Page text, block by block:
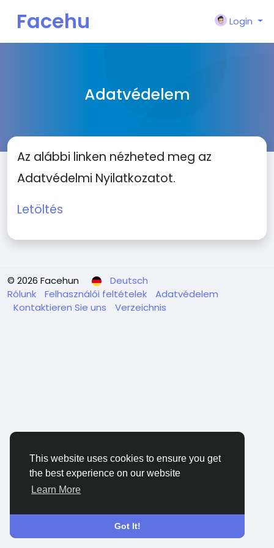
This website uses cookies to ensure you get
the best experience on our website
Learn More
Got It!
Facehu
Login
Adatvédelem
Az alábbi linken nézheted meg az
Adatvédelmi Nyilatkozatot.
Letöltés
© 2026 Facehun
Deutsch
Rólunk
Felhasználói feltételek
Adatvédelem
Kontaktieren Sie uns
Verzeichnis